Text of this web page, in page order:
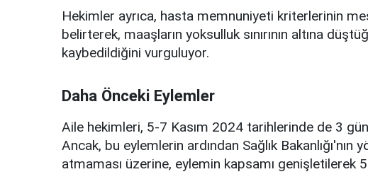
Hekimler ayrıca, hasta memnuniyeti kriterlerinin
belirterek, maaşların yoksulluk sınırının altına
kaybedildiğini vurguluyor.
Daha Önceki Eylemler
Aile hekimleri, 5-7 Kasım 2024 tarihlerinde de 3
Ancak, bu eylemlerin ardından Sağlık
atmaması üzerine, eylemin kapsamı genişletilerek 5